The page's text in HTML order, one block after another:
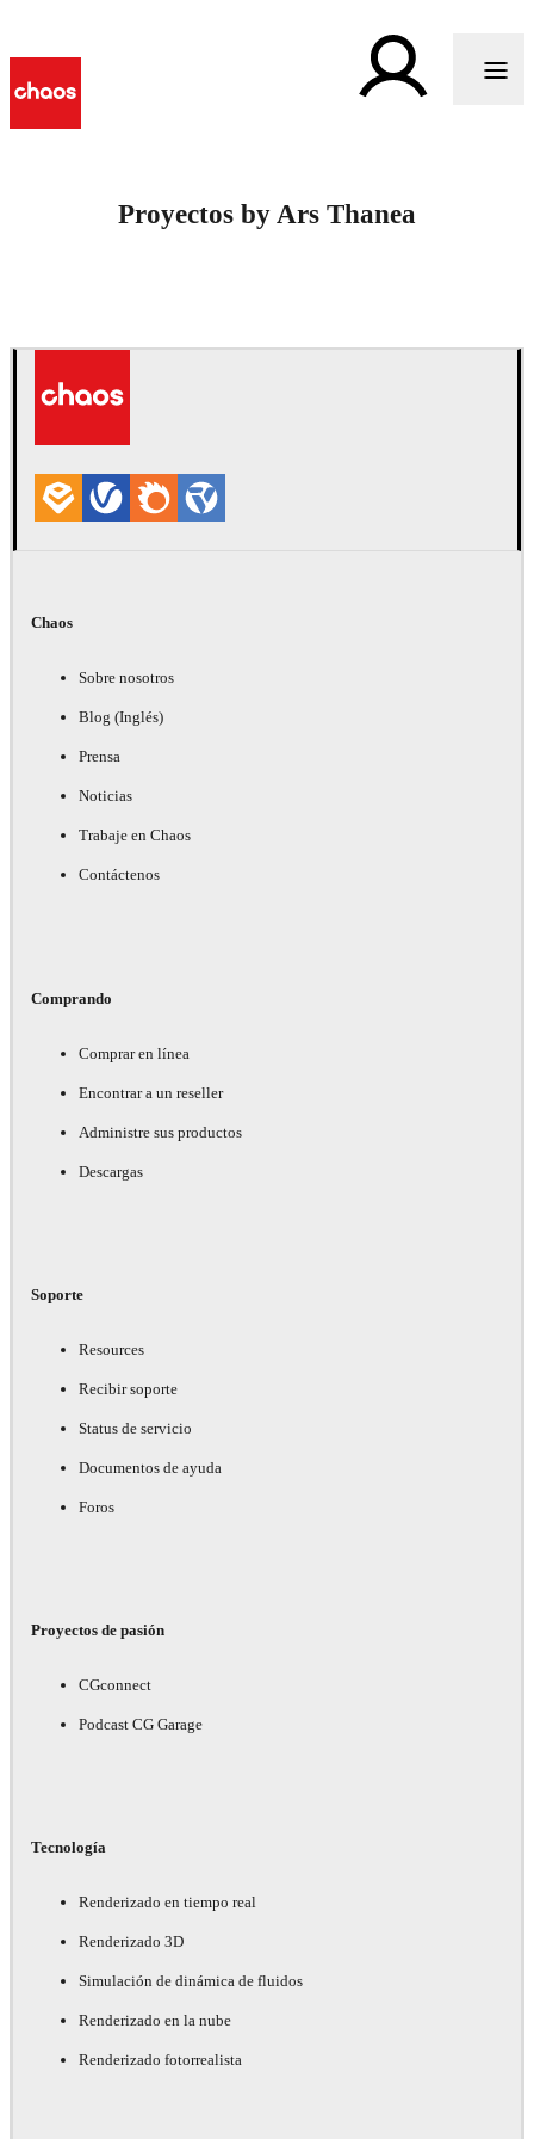
Proyectos by Ars Thanea
Chaos
Sobre nosotros
Blog (Inglés)
Prensa
Noticias
Trabaje en Chaos
Contáctenos
Comprando
Comprar en línea
Encontrar a un reseller
Administre sus productos
Descargas
Soporte
Resources
Recibir soporte
Status de servicio
Documentos de ayuda
Foros
Proyectos de pasión
CGconnect
Podcast CG Garage
Tecnología
Renderizado en tiempo real
Renderizado 3D
Simulación de dinámica de fluidos
Renderizado en la nube
Renderizado fotorrealista